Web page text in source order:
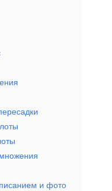
и фото